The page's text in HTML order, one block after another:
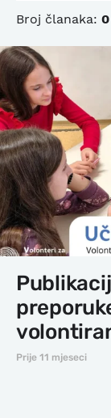
Broj članaka: 0
Prije 11 mjeseci